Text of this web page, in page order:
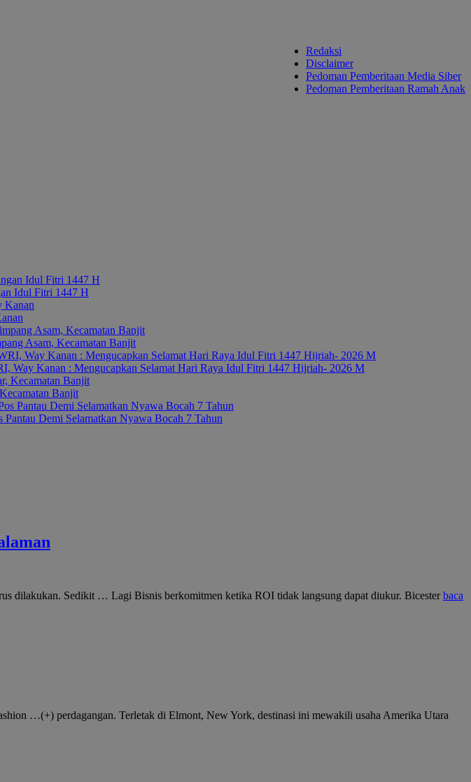
Redaksi
Disclaimer
Pedoman Pemberitaan Media Siber
Pedoman Pemberitaan Ramah Anak
Idul Fitri 1447 H
Asam, Kecamatan Banjit
Way Kanan : Mengucapkan Selamat Hari Raya Idul Fitri 1447 Hijriah- 2026 M
Banjit
Demi Selamatkan Nyawa Bocah 7 Tahun
dilakukan. Sedikit … Lagi Bisnis berkomitmen ketika ROI tidak langsung dapat diukur. Bicesterbaca
…(+) perdagangan. Terletak di Elmont, New York, destinasi ini mewakili usaha Amerika Utara